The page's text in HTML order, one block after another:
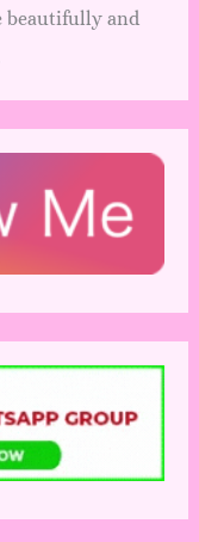
beautifully and